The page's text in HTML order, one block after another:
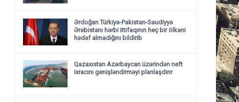
Ərdoğan Türkiyə-Pakistan-Səudiyyə
Ərəbistanı hərbi ittifaqının heç bir ölkəni
hədəf almadığını bildirib
Qazaxıstan Azərbaycan üzərindən neft
ixracını genişləndirməyi planlaşdırır